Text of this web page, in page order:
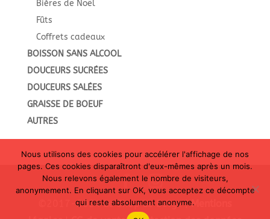
Bières de Noël
Fûts
Coffrets cadeaux
BOISSON SANS ALCOOL
DOUCEURS SUCRÉES
DOUCEURS SALÉES
GRAISSE DE BOEUF
AUTRES
©2017-2024 Le Shop Le Belge |Mentions
Nous utilisons des cookies pour accélérer l'affichage de nos
pages. Ces cookies disparaîtront d'eux-mêmes après un mois.
Nous relevons également le nombre de visiteurs,
anonymement. En cliquant sur OK, vous acceptez ce décompte
qui reste absolument anonyme.